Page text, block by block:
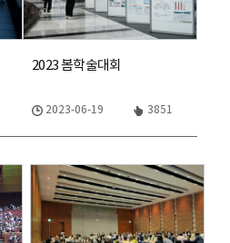
2023 봄학술대회
2023-06-19 3851